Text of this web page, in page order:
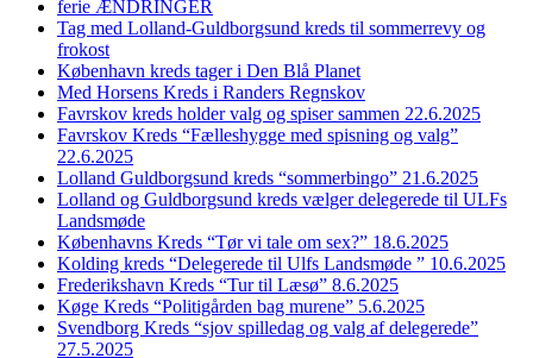
ferie ÆNDRINGER
Tag med Lolland-Guldborgsund kreds til sommerrevy og
frokost
København kreds tager i Den Blå Planet
Med Horsens Kreds i Randers Regnskov
Favrskov kreds holder valg og spiser sammen 22.6.2025
Favrskov Kreds “Fælleshygge med spisning og valg”
22.6.2025
Lolland Guldborgsund kreds “sommerbingo” 21.6.2025
Lolland og Guldborgsund kreds vælger delegerede til ULFs
Landsmøde
Københavns Kreds “Tør vi tale om sex?” 18.6.2025
Kolding kreds “Delegerede til Ulfs Landsmøde ” 10.6.2025
Frederikshavn Kreds “Tur til Læsø” 8.6.2025
Køge Kreds “Politigården bag murene” 5.6.2025
Svendborg Kreds “sjov spilledag og valg af delegerede”
27.5.2025